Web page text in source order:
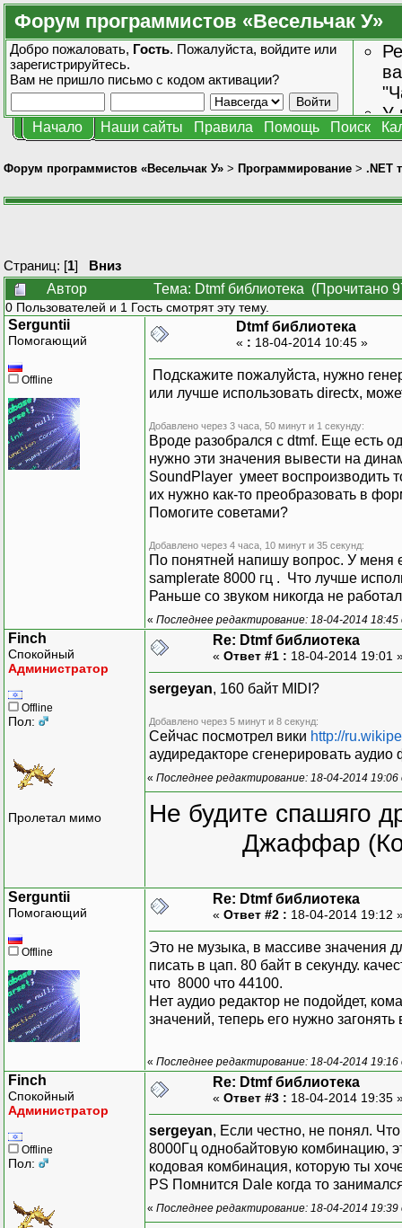
Форум программистов «Весельчак У»
Добро пожаловать, Гость. Пожалуйста, войдите или
зарегистрируйтесь.
Вам не пришло письмо с кодом активации?
У
Начало Наши сайты Правила Помощь Поиск
Форум программистов «Весельчак У» > Программирование > .NET
Страниц: [1] Вниз
Автор
Тема: Dtmf библиотека (Прочитано
0 Пользователей и 1 Гость смотрят эту тему.
Serguntii
Помогающий
Offline
Dtmf библиотека
« : 18-04-2014 10:45 »
Подскажите пожалуйста, нужно
или лучше использовать directx,
Добавлено через 3 часа, 50 минут и 1 секунду:
Вроде разобрался с dtmf. Еще есть
нужно эти значения вывести на
SoundPlayer умеет воспроизводить
их нужно как-то преобразовать в
Помогите советами?
Добавлено через 4 часа, 10 минут и 35 секунд:
По понятней напишу вопрос. У меня
samplerate 8000 гц . Что лучше
Раньше со звуком никогда не
« Последнее редактирование: 18-04-2014
Finch
Спокойный
Администратор
Offline
Пол:
Пролетал мимо
Re: Dtmf библиотека
« Ответ #1 : 18-04-2014 19:01
sergeyan, 160 байт MIDI?
Добавлено через 5 минут и 8 секунд:
Сейчас посмотрел вики http://
аудиредакторе сгенерировать
« Последнее редактирование: 18-04-2014
Не будите спашяго
Джаффар
Serguntii
Помогающий
Offline
Re: Dtmf библиотека
« Ответ #2 : 18-04-2014 19:12
Это не музыка, в массиве значения
писать в цап. 80 байт в секунду.
что 8000 что 44100.
Нет аудио редактор не подойдет,
значений, теперь его нужно загонять
« Последнее редактирование: 18-04-2014
Finch
Спокойный
Администратор
Offline
Пол:
Re: Dtmf библиотека
« Ответ #3 : 18-04-2014 19:35
sergeyan, Если честно, не понял.
8000Гц однобайтовую комбинацию,
кодовая комбинация, которую ты
PS Помнится Dale когда то
« Последнее редактирование: 18-04-2014